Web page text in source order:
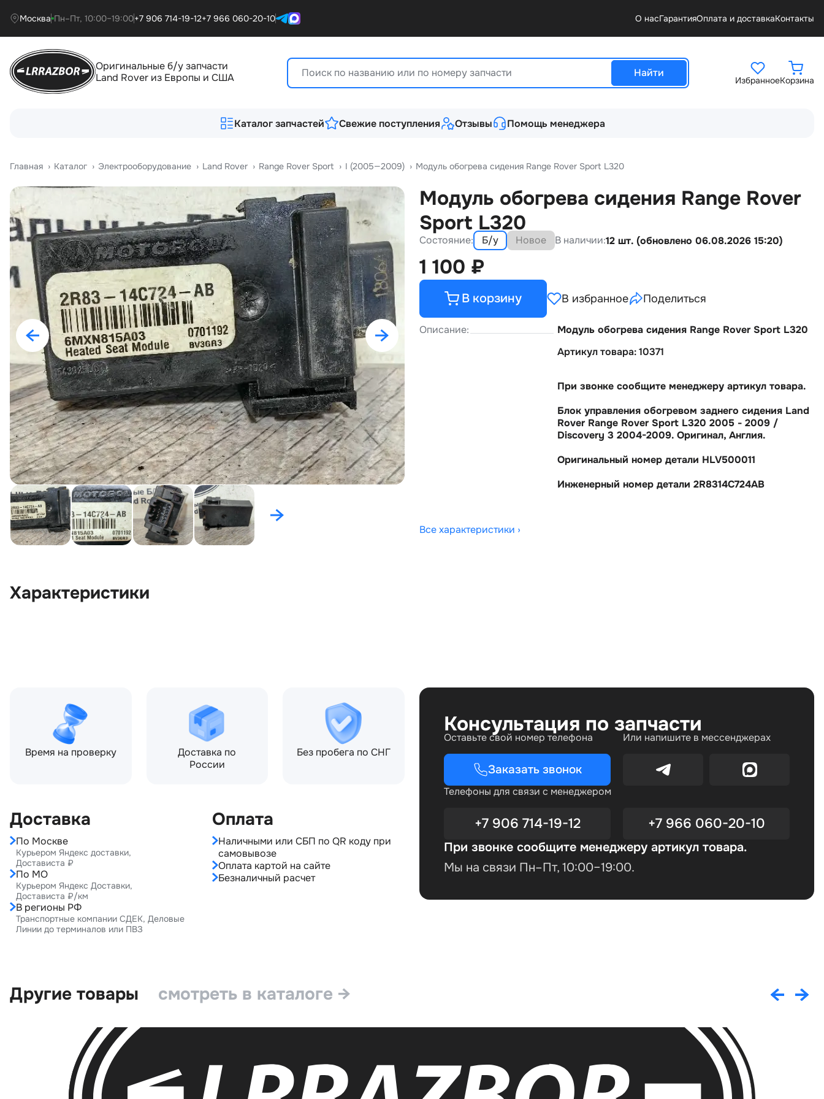
Москва Пн–Пт, 10:00–19:00+7 906 714-19-12+7 966 060-20-10 О насГарантияОплата и доставкаКонтакты
Оригинальные б/у запчасти
Land Rover из Европы и США
Найти
ИзбранноеКорзина
Каталог запчастей Свежие поступления Отзывы Помощь менеджера
Главная › Катало › Электрооборудование › Land Rover › Range Rover Sport › I (2005—2009) › Модуль обогрева сидения Range Rover Sport L320
Модуль обогрева сидения Range Rover
Sport L320
Состояние: Б/у Новое В наличии:12 шт. (обновлено 06.08.2026 15:20)
1 100 ₽
В корзину В избранное Поделиться
Описание:
Модуль обогрева сидения Range Rover Sport L320
Артикул товара: 10371
При звонке сообщите менеджеру артикул товара.
Блок управления обогревом заднего сидения Land
Rover Range Rover Sport L320 2005 - 2009 /
Discovery 3 2004-2009. Оригинал, Англия.
Оригинальный номер детали HLV500011
Инженерный номер детали 2R8314C724AB
Все характеристики ›
Характеристики
Время на проверку
Доставка по
России
Без пробега по СНГ
Доставка
По Москве
Курьером Яндекс доставки,
Достависта ₽
По МО
Курьером Яндекс Доставки,
Достависта ₽/км
В регионы РФ
Транспортные компании СДЕК, Деловые
Линии до терминалов или ПВЗ
Оплата
Наличными или СБП по QR коду при
самовывозе
Оплата картой на сайте
Безналичный расчет
Консультация по запчасти
Оставьте свой номер телефона
Заказать звонок
Или напишите в мессенджерах
Телефоны для связи с менеджером
+7 906 714-19-12 +7 966 060-20-10
При звонке сообщите менеджеру артикул товара.
Мы на связи Пн–Пт, 10:00–19:00.
Другие товары смотреть в каталоге →